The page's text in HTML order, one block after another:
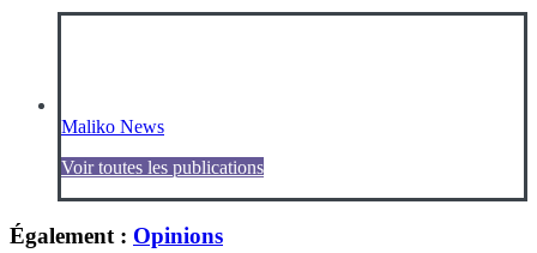
Maliko News
Voir toutes les publications
Également : Opinions